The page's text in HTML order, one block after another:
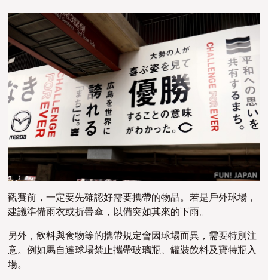
觀賽前，一定要先確認好需要攜帶的物品。若是戶外球場，
建議準備雨衣或折疊傘，以備突如其來的下雨。
另外，飲料與食物等的攜帶規定會因球場而異，需要特別注
意。例如馬自達球場禁止攜帶玻璃瓶、罐裝飲料及寶特瓶入
場。